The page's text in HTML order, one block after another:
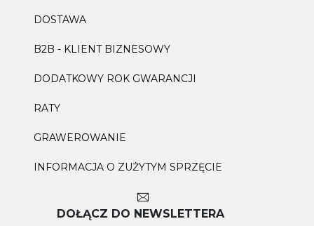
DOSTAWA
B2B - KLIENT BIZNESOWY
DODATKOWY ROK GWARANCJI
RATY
GRAWEROWANIE
INFORMACJA O ZUŻYTYM SPRZĘCIE
DOŁĄCZ DO NEWSLETTERA